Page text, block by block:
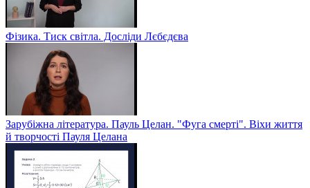
Фізика. Тиск світла. Досліди Лєбєдєва
Зарубіжна література. Пауль Целан. "Фуга смерті". Віхи життя
й творчості Пауля Целана